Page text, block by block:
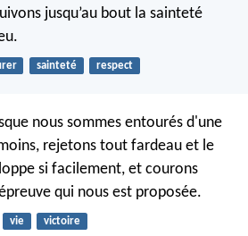
jusqu’au bout la sainteté
sainteté respect
nous sommes entourés d'une
rejetons tout fardeau et le
si facilement, et courons
qui nous est proposée.
vie victoire